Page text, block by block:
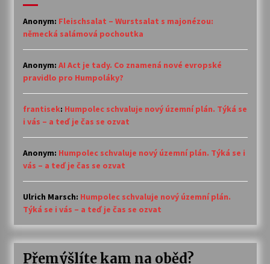
Anonym: Fleischsalat – Wurstsalat s majonézou:
německá salámová pochoutka
Anonym: AI Act je tady. Co znamená nové evropské
pravidlo pro Humpoláky?
frantisek: Humpolec schvaluje nový územní plán. Týká se
i vás – a teď je čas se ozvat
Anonym: Humpolec schvaluje nový územní plán. Týká se i
vás – a teď je čas se ozvat
Ulrich Marsch: Humpolec schvaluje nový územní plán.
Týká se i vás – a teď je čas se ozvat
Přemýšlíte kam na oběd?